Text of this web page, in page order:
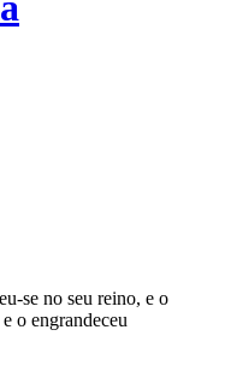
se no seu reino, e o
o engrandeceu